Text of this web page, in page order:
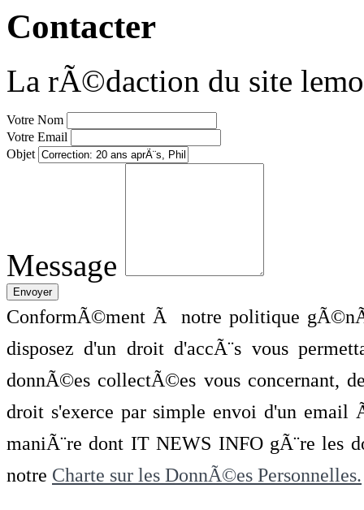
Contacter
La rÃ©daction du site
Votre Nom
Votre Email
Objet
Message
ConformÃ©ment Ã notre politique
disposez d'un droit d'accÃ¨s vous
donnÃ©es collectÃ©es vous concernant,
droit s'exerce par simple envoi d'un
maniÃ¨re dont IT NEWS INFO gÃ¨re les
notre Charte sur les DonnÃ©es Personnelles.